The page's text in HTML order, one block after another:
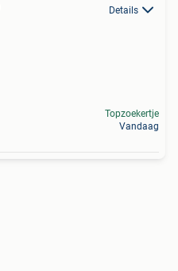
Details
Topzoekertje
Vandaag